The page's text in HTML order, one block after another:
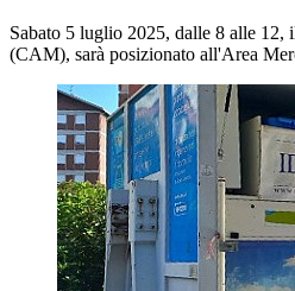
Sabato 5 luglio 2025, dalle 8 alle
(CAM), sarà posizionato all'Area